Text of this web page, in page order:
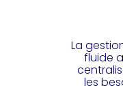
La
fluide
les